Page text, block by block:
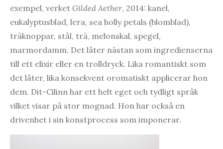
exempel, verket Gilded Aether, 2014: kanel,
eukalyptusblad, lera, sea holly petals (blomblad),
träknoppar, stål, trä, melonskal, spegel,
marmordamm. Det låter nästan som ingredienserna
till ett elixir eller en trolldryck. Lika romantiskt som
det låter, lika konsekvent oromatiskt applicerar hon
dem. Dit-Cilinn har ett helt eget och tydligt språk
vilket visar på stor mognad. Hon har också en
drivenhet i sin konstprocess som imponerar.